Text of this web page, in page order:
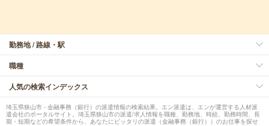
勤務地 / 路線・駅
職種
人気の検索インデックス
埼玉県狭山市 - 金融事務（銀行）の派遣情報の検索結果。エン派遣は、エンが運営する人材派
遣会社のポータルサイト。埼玉県狭山市の派遣/求人情報を職種、勤務地、時給、勤務時間、長
期・短期などの希望条件から、あなたにピッタリの派遣（金融事務（銀行））のお仕事を探せ